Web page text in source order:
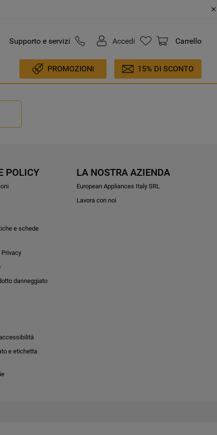
Supporto e servizi Accedi Carrello
PROMOZIONI 15% DI SCONTO
POLICY
e schede
danneggiato
e etichetta
LA NOSTRA AZIENDA
European Appliances Italy SRL
Lavora con noi